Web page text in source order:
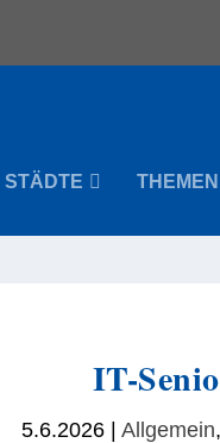
STÄDTE THEMEN
IT-
5.6.2026 |Allgemein,